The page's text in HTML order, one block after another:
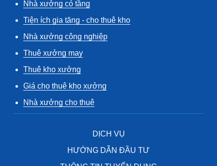
Nhà xưởng có tầng
Tiện ích gia tăng - cho thuê kho
Nhà xưởng công nghiệp
Thuê xưởng may
Thuê kho xưởng
Giá cho thuê kho xưởng
Nhà xưởng cho thuê
DỊCH VỤ
HƯỚNG DẪN ĐẦU TƯ